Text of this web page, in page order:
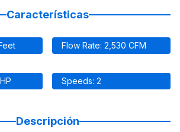
Características
Flow Rate: 2,530 CFM
Speeds: 2
Descripción